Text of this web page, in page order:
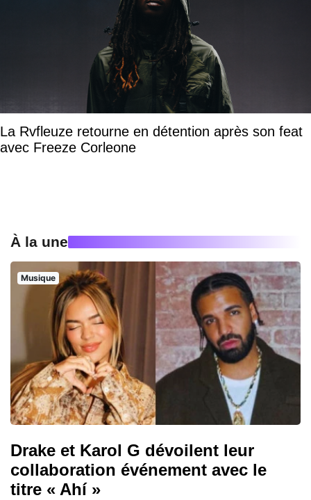
La Rvfleuze retourne en détention après son feat
avec Freeze Corleone
À la une
Musique
Drake et Karol G dévoilent leur
collaboration événement avec le
titre « Ahí »